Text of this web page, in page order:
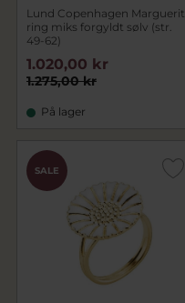
Lund Copenhagen Marguerit
ring miks forgyldt sølv (str.
49-62)
1.275,00 kr
1.020,00 kr
På lager
SALE